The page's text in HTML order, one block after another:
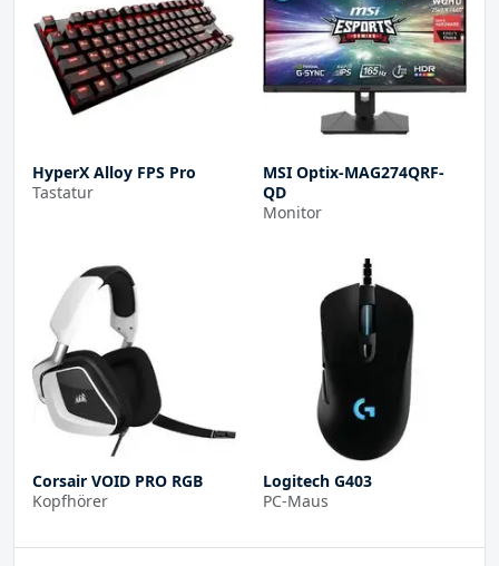
HyperX Alloy FPS Pro
Tastatur
MSI Optix-MAG274QRF-
QD
Monitor
Corsair VOID PRO RGB
Kopfhörer
Logitech G403
PC-Maus